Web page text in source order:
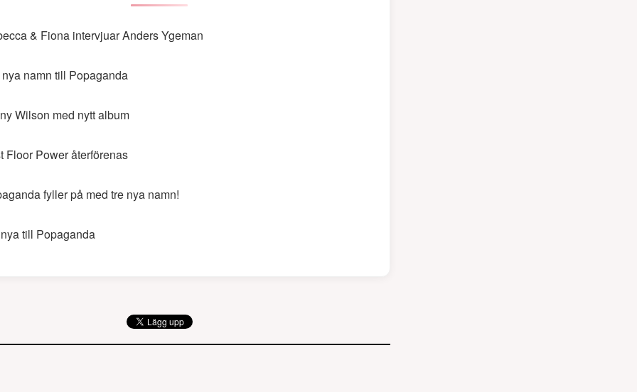
& Fiona intervjuar Anders Ygeman
nya namn till Popaganda
Wilson med nytt album
Floor Power återförenas
fyller på med tre nya namn!
till Popaganda